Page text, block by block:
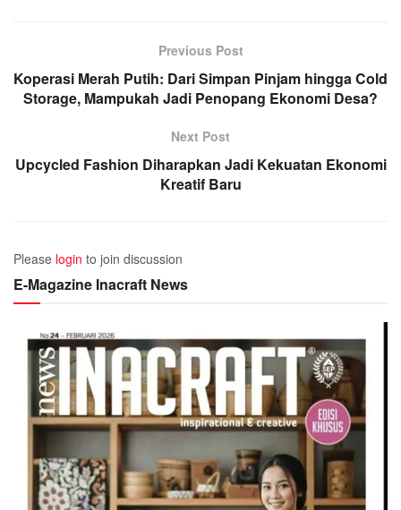
Previous Post
Koperasi Merah Putih: Dari Simpan Pinjam hingga Cold
Storage, Mampukah Jadi Penopang Ekonomi Desa?
Next Post
Upcycled Fashion Diharapkan Jadi Kekuatan Ekonomi
Kreatif Baru
Please login to join discussion
E-Magazine Inacraft News